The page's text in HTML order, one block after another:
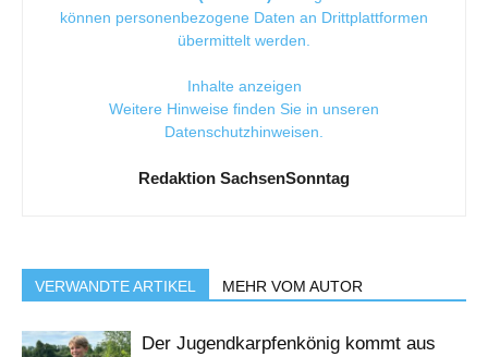
können personenbezogene Daten an Drittplattformen
übermittelt werden.
Inhalte anzeigen
Weitere Hinweise finden Sie in unseren
Datenschutzhinweisen
Redaktion SachsenSonntag
VERWANDTE ARTIKEL MEHR VOM AUTOR
Der Jugendkarpfenkönig kommt aus